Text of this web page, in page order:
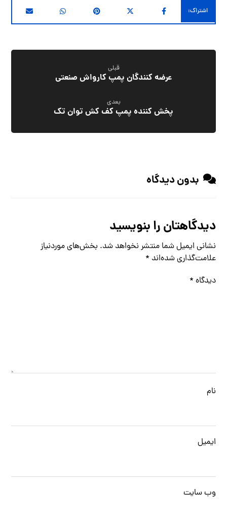
قبلی
عرضه کنندگان پمپ کارواش صنعتی
بعدی
پخش کننده پمپ کف کش توان تک
بدون دیدگاه
دیدگاهتان را بنویسید
نشانی ایمیل شما منتشر نخواهد شد. بخش‌های موردنیاز
علامت‌گذاری شده‌اند *
دیدگاه *
نام
ایمیل
وب‌ سایت